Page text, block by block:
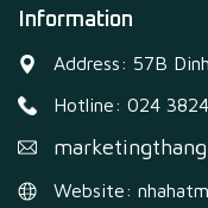
Information
Address: 57B
Hotline: 024
Website: